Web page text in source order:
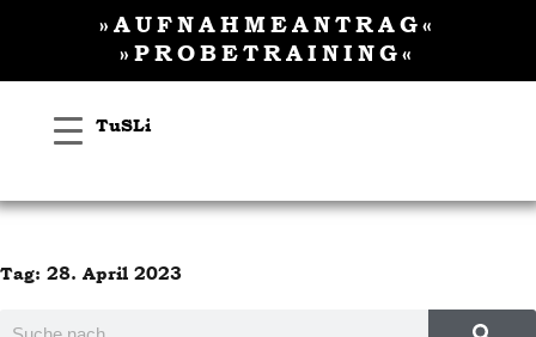
»AUFNAHMEANTRAG«
»PROBETRAINING«
TuSLi
Tag: 28. April 2023